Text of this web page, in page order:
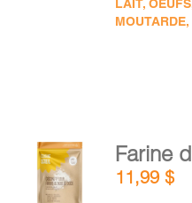
LAIT,
AJOUTER
AU
PANIER
Farine
11,99$